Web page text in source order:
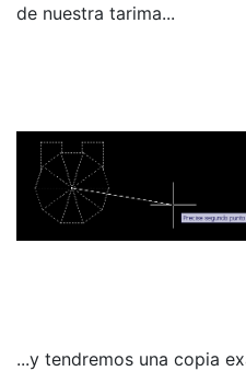
de nuestra tarima...
...y tendremos una copia